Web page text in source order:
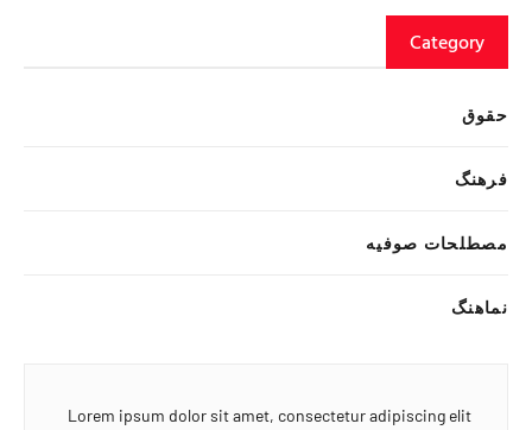
Category
حقوق
فرهنگ
مصطلحات صوفیه
نماهنگ
Lorem ipsum dolor sit amet, consectetur adipiscing elit